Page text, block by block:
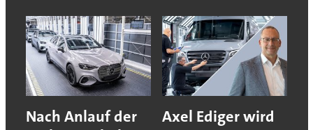
Nach Anlauf der
Axel Ediger wird